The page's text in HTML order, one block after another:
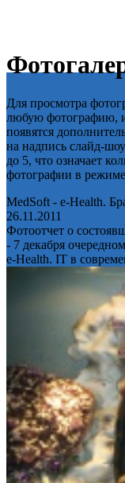
Для просмотра
любую фотографию, и
появятся
на надпись слайд-
до 5, что означает
фотографии в
MedSoft - e-Health.
26.11.2011
Фотоотчет о
- 7 декабря
e-Health. IT в